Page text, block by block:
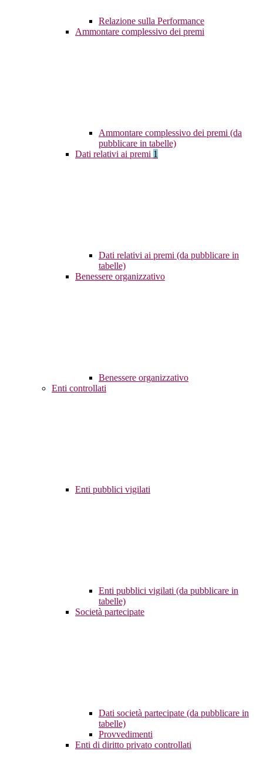
Relazione sulla Performance
Ammontare complessivo dei premi
Ammontare complessivo dei premi (da
pubblicare in tabelle)
Dati relativi ai premi 1
Dati relativi ai premi (da pubblicare in
tabelle)
Benessere organizzativo
Benessere organizzativo
Enti controllati
Enti pubblici vigilati
Enti pubblici vigilati (da pubblicare in
tabelle)
Società partecipate
Dati società partecipate (da pubblicare in
tabelle)
Provvedimenti
Enti di diritto privato controllati